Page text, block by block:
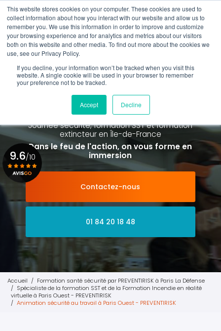
This website stores cookies on your computer. These cookies are used to
collect information about how you interact with our website and allow us to
remember you. We use this information in order to improve and customize
your browsing experience and for analytics and metrics about our visitors
both on this website and other media. To find out more about the cookies we
use, see our Privacy Policy.
If you decline, your information won’t be tracked when you visit this
website. A single cookie will be used in your browser to remember
your preference not to be tracked.
Accept Decline
Aller
au
contenu
principal
01 84 20 18 48
Spécialiste de la formation SST et
de la Formation Incendie
à Paris La Défense depuis 2015
Journée sécurité, formation SST et formation
extincteuren Île-de-France
Dans le feu de l'action, on vous forme en
immersion
Contactez-nous
01 84 20 18 48
9.6/10
Voir le certificat
Accueil
Formation santé sécurité par PREVENTIRISK à Paris La Défense
Spécialiste de la formation SST et de la Formation Incendie en réalité
virtuelle à Paris Ouest - PREVENTIRISK
Animation sécurité au travail à Paris Ouest - PREVENTIRISK